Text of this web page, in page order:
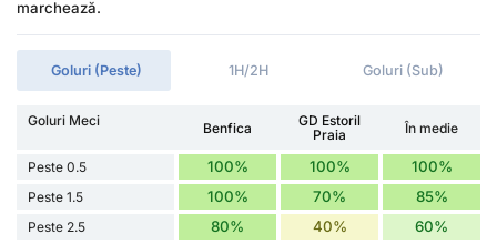
marchează.
Goluri (Peste) 1H/2H Goluri (Sub)
Goluri Meci Benfica
GD Estoril
Praia
În medie
Peste 0.5 100% 100% 100%
Peste 1.5 100% 70% 85%
Peste 2.5 80% 40% 60%